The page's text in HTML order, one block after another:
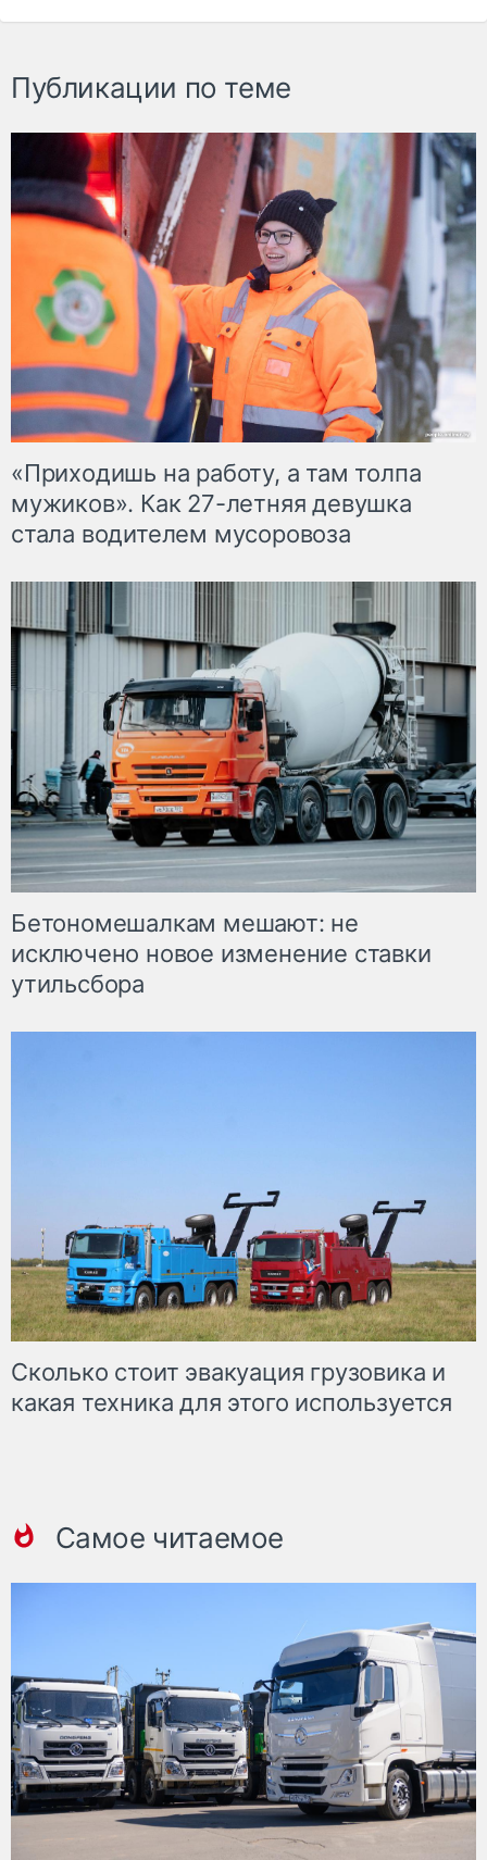
Публикации по теме
«Приходишь на работу, а там толпа
мужиков». Как 27-летняя девушка
стала водителем мусоровоза
Бетономешалкам мешают: не
исключено новое изменение ставки
утильсбора
Сколько стоит эвакуация грузовика и
какая техника для этого используется
Самое читаемое